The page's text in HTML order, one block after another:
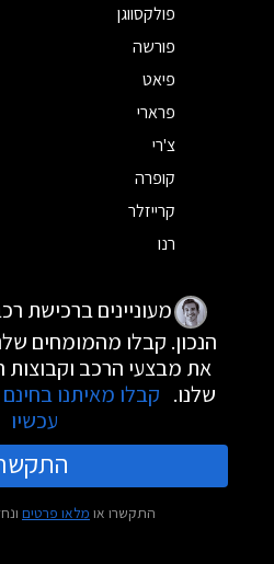
פולקסווגן
פורשה
פיאט
פרארי
צ'רי
קופרה
קרייזלר
רנו
מעוניינים ברכישת
הנכון. קבלו מהמומחים
את מבצעי הרכב וקבוצות
שלנו. קבלו מאיתנו
עכשיו
התקשרו או מלאו פרטים